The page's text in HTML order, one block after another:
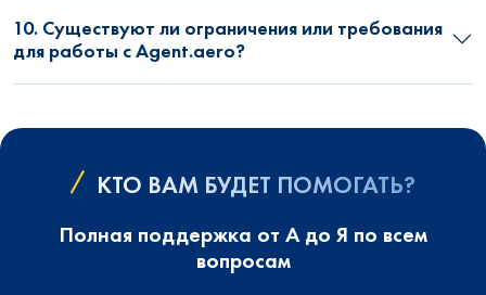
10. Существуют ли ограничения или требования
для работы с Agent.aero?
КТО ВАМ БУДЕТ ПОМОГАТЬ?
Полная поддержка от А до Я по всем
вопросам